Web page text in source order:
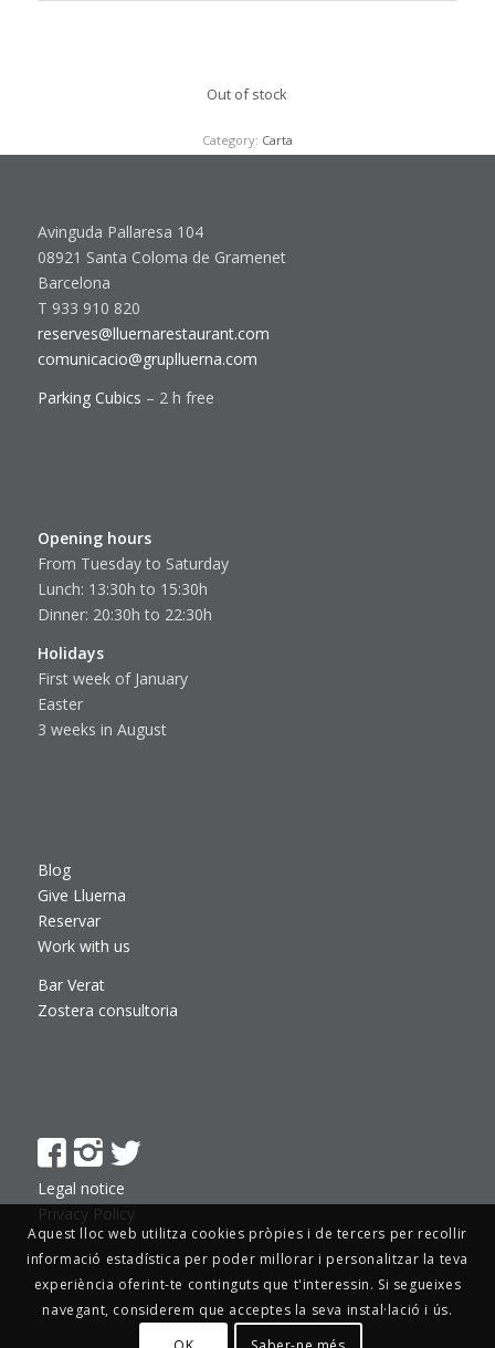
Out of stock
Category: Carta
Avinguda Pallaresa 104
08921 Santa Coloma de Gramenet
Barcelona
T 933 910 820
reserves@lluernarestaurant.com
comunicacio@gruplluerna.com
Parking Cubics – 2 h free
Opening hours
From Tuesday to Saturday
Lunch: 13:30h to 15:30h
Dinner: 20:30h to 22:30h
Holidays
First week of January
Easter
3 weeks in August
Blog
Give Lluerna
Reservar
Work with us
Bar Verat
Zostera consultoria
Legal notice
Privacy Policy
Aquest lloc web utilitza cookies pròpies i de tercers per recollir
informació estadística per poder millorar i personalitzar la teva
experiència oferint-te continguts que t'interessin. Si segueixes
navegant, considerem que acceptes la seva instal·lació i ús.